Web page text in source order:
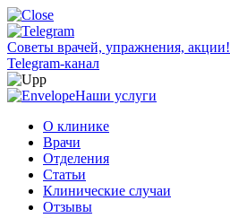
Советы врачей, упражнения, акции!
Telegram-канал
Наши услуги
О клинике
Врачи
Отделения
Статьи
Клинические случаи
Отзывы